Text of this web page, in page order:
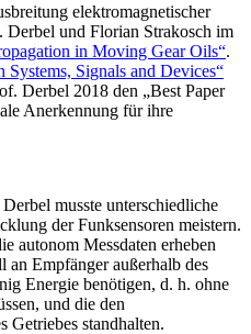
elektromagnetischer
und Florian Strakosch im
in Moving Gear Oils“.
Signals and Devices“
Derbel 2018 den „Best Paper
Anerkennung für ihre
musste unterschiedliche
der Funksensoren meistern.
autonom Messdaten erheben
Empfänger außerhalb des
Energie benötigen, d. h. ohne
und die den
Getriebes standhalten.